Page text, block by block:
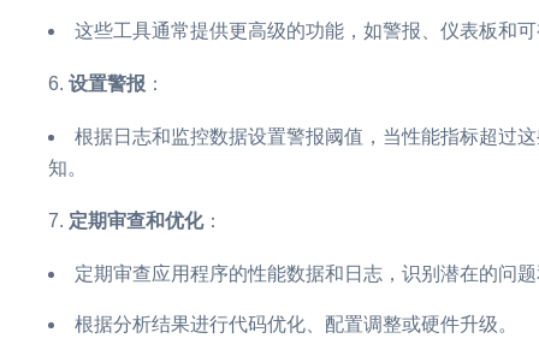
这些工具通常提供更高级的功能，如警报、仪表板和
设置警报 ：
根据日志和监控数据设置警报阈值，当性能指标超过
知。
定期审查和优化：
定期审查应用程序的性能数据和日志，识别潜在的问
根据分析结果进行代码优化、配置调整或硬件升级。